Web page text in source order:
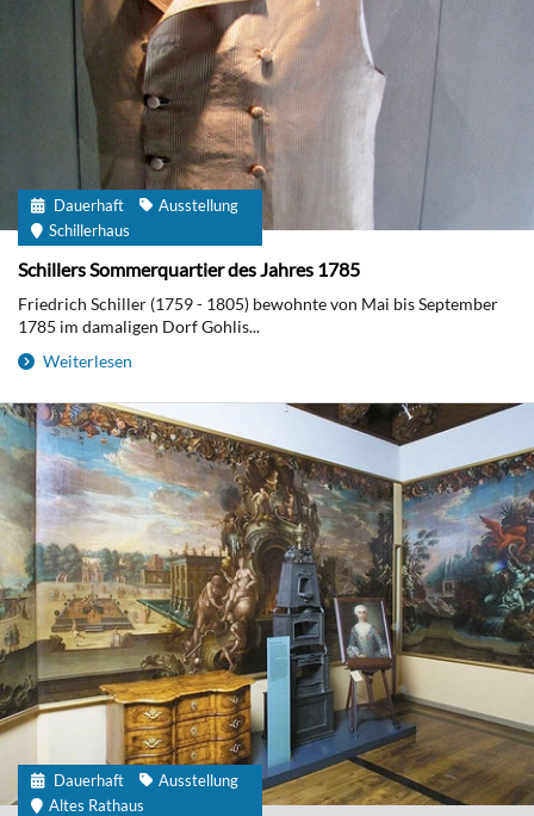
Dauerhaft
Ausstellung
Schillerhaus
Schillers Sommerquartier des Jahres 1785
Friedrich Schiller (1759 - 1805) bewohnte von Mai bis September
1785 im damaligen Dorf Gohlis...
Weiterlesen
Dauerhaft
Ausstellung
Altes Rathaus